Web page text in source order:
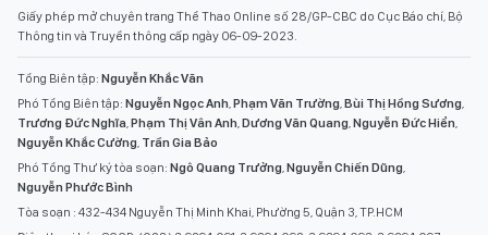
Giấy phép mở chuyên trang Thể Thao Online số 28/GP-CBC do Cục Báo chí, Bộ
Thông tin và Truyền thông cấp ngày 06-09-2023.
Tổng Biên tập: Nguyễn Khắc Văn
Phó Tổng Biên tập: Nguyễn Ngọc Anh,Phạm Văn Trường,Bùi Thị Hồng Sương,
Trương Đức Nghĩa,Phạm Thị Vân Anh,Dương Văn Quang,Nguyễn Đức Hiển,
Nguyễn Khắc Cường, Trần Gia Bảo
Phó Tổng Thư ký tòa soạn: Ngô Quang Trưởng,Nguyễn Chiến Dũng,
Nguyễn Phước Bình
Tòa soạn : 432-434 Nguyễn Thị Minh Khai, Phường 5, Quận 3, TP.HCM